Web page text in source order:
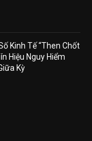
Kinh Tế “Then Chốt
Hiệu Nguy Hiểm
Kỳ